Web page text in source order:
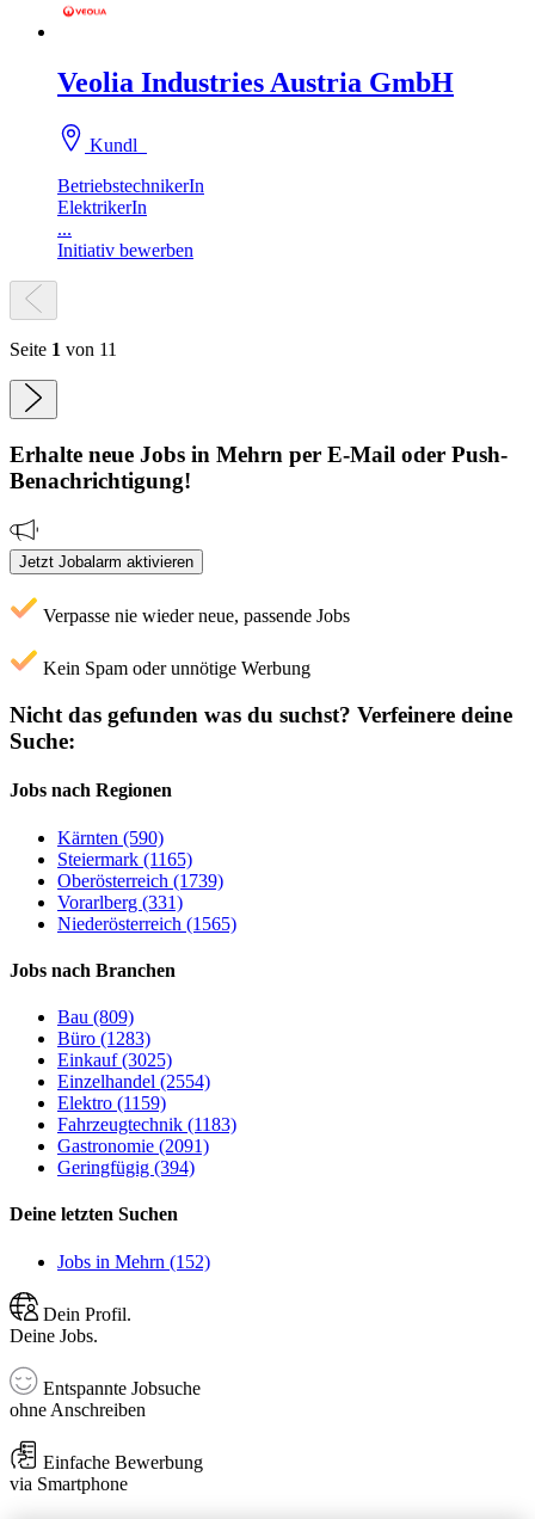
Veolia Industries Austria GmbH
Kundl
BetriebstechnikerIn
ElektrikerIn
...
Initiativ bewerben
Seite 1 von 11
Erhalte neue Jobs in Mehrn per E-Mail oder Push-
Benachrichtigung!
Jetzt Jobalarm aktivieren
Verpasse nie wieder neue, passende Jobs
Kein Spam oder unnötige Werbung
Nicht das gefunden was du suchst? Verfeinere deine
Suche:
Jobs nach Regionen
Kärnten (590)
Steiermark (1165)
Oberösterreich (1739)
Vorarlberg (331)
Niederösterreich (1565)
Jobs nach Branchen
Bau (809)
Büro (1283)
Einkauf (3025)
Einzelhandel (2554)
Elektro (1159)
Fahrzeugtechnik (1183)
Gastronomie (2091)
Geringfügig (394)
Deine letzten Suchen
Jobs in Mehrn (152)
Dein Profil.
Deine Jobs.
Entspannte Jobsuche
ohne Anschreiben
Einfache Bewerbung
via Smartphone